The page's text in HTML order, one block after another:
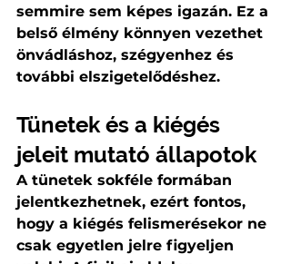
semmire sem képes igazán. Ez a
belső élmény könnyen vezethet
önvádláshoz, szégyenhez és
további elszigetelődéshez.
Tünetek és a kiégés
jeleit mutató állapotok
A tünetek sokféle formában
jelentkezhetnek, ezért fontos,
hogy a kiégés felismerésekor ne
csak egyetlen jelre figyeljen